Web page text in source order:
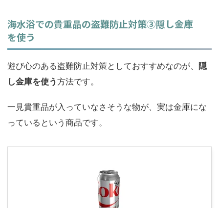
海水浴での貴重品の盗難防止対策③隠し金庫
を使う
遊び心のある盗難防止対策としておすすめなのが、
隠
し金庫を使う方法です。
一見貴重品が入っていなさそうな物が、実は金庫にな
っているという商品です。